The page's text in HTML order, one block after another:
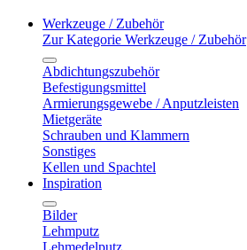
Werkzeuge / Zubehör
Zur Kategorie Werkzeuge / Zubehör
Abdichtungszubehör
Befestigungsmittel
Armierungsgewebe / Anputzleisten
Mietgeräte
Schrauben und Klammern
Sonstiges
Kellen und Spachtel
Inspiration
Bilder
Lehmputz
Lehmedelputz